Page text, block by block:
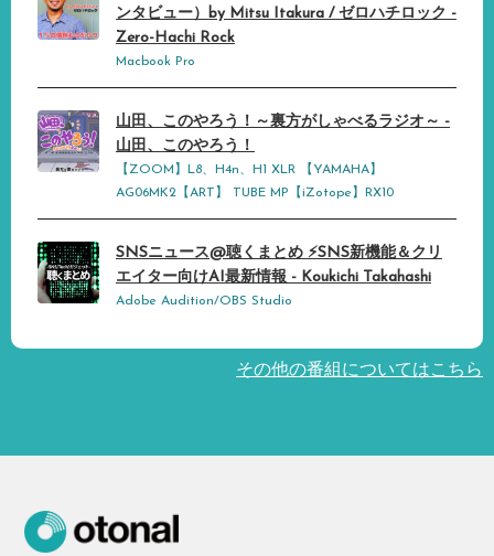
ンタビュー）by Mitsu Itakura / ゼロハチロック -
Zero-Hachi Rock
Macbook Pro
山田、このやろう！～裏方がしゃべるラジオ～ -
山田、このやろう！
【ZOOM】L8、H4n、H1 XLR 【YAMAHA】
AG06MK2【ART】 TUBE MP【iZotope】RX10
SNSニュース@聴くまとめ ⚡️SNS新機能＆クリ
エイター向けAI最新情報 - Koukichi Takahashi
Adobe Audition/OBS Studio
その他の番組についてはこちら